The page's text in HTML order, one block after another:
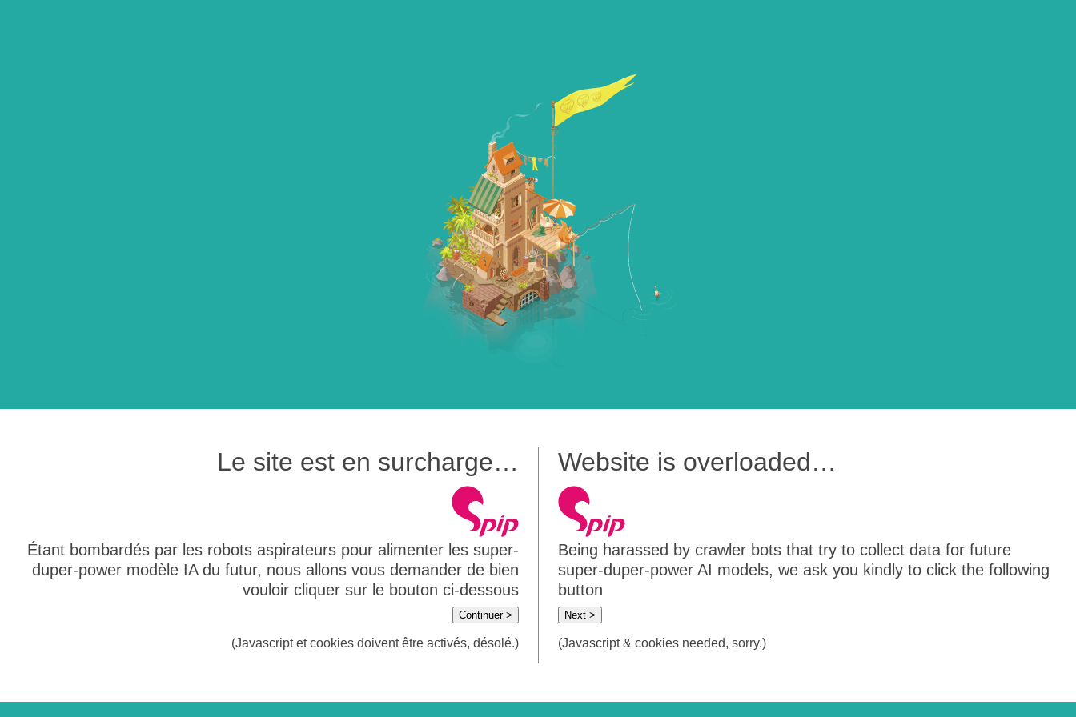
Le site est en surcharge…
Étant bombardés par les robots aspirateurs pour alimenter les super-
duper-power modèle IA du futur, nous allons vous demander de bien
vouloir cliquer sur le bouton ci-dessous
Continuer >
(Javascript et cookies doivent être activés, désolé.)
Website is overloaded…
Being harassed by crawler bots that try to collect data for future
super-duper-power AI models, we ask you kindly to click the following
button
Next >
(Javascript & cookies needed, sorry.)